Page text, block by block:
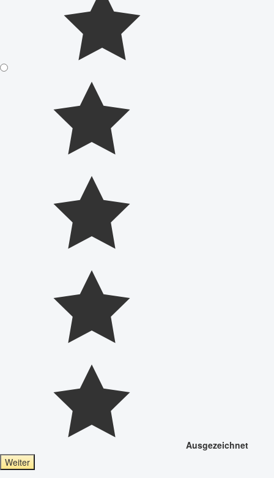
Ausgezeichnet
Weiter